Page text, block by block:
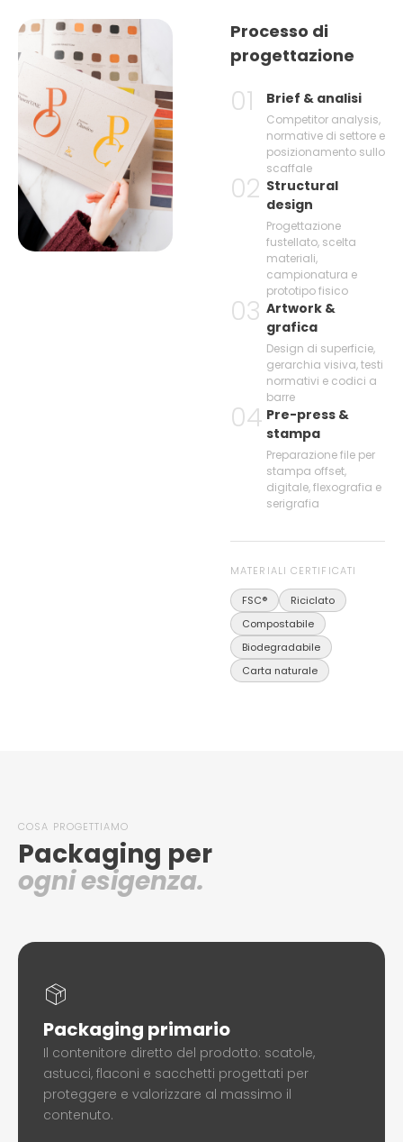
Processo di
progettazione
01 Brief & analisi
Competitor analysis,
normative di settore e
posizionamento sullo
scaffale
02 Structural
design
Progettazione
fustellato, scelta
materiali,
campionatura e
prototipo fisico
03 Artwork &
grafica
Design di superficie,
gerarchia visiva, testi
normativi e codici a
barre
04 Pre-press &
stampa
Preparazione file per
stampa offset,
digitale, flexografia e
serigrafia
MATERIALI CERTIFICATI
FSC®
Riciclato
Compostabile
Biodegradabile
Carta naturale
COSA PROGETTIAMO
Packaging per
ogni esigenza.
Packaging primario
Il contenitore diretto del prodotto: scatole,
astucci, flaconi e sacchetti progettati per
proteggere e valorizzare al massimo il
contenuto.